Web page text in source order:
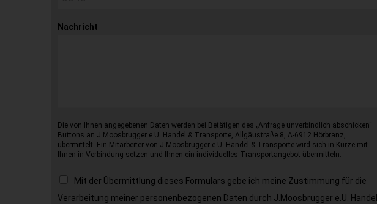
Nachricht
Die von Ihnen angegebenen Daten werden bei Betätigen des „Anfrage unverbindlich abschicken“–
Buttons an J.Moosbrugger e.U. Handel & Transporte, Allgäustraße 8, A-6912 Hörbranz,
übermittelt. Ein Mitarbeiter von J.Moosbrugger e.U. Handel & Transporte wird sich in Kürze mit
Ihnen in Verbindung setzen und Ihnen ein individuelles Transportangebot übermitteln.
Mit der Übermittlung dieses Formulars gebe ich meine Zustimmung für die
Verarbeitung meiner personenbezogenen Daten durch J.Moosbrugger e.U. Handel